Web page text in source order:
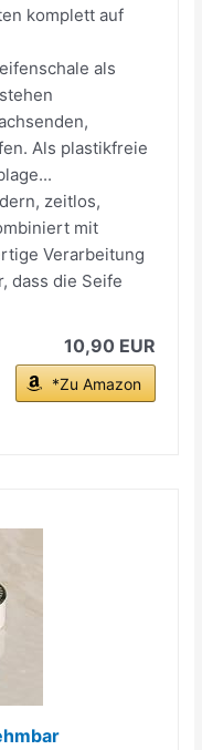
komplett auf
als
Als plastikfreie
zeitlos,
mit
Verarbeitung
dass die Seife
10,90 EUR
*Zu Amazon